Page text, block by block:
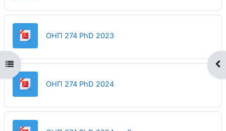
Open course index
ОНП 274 PhD 2023File
ОНП 274 PhD 2024File